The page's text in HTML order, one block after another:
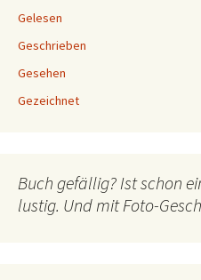
Gelesen
Geschrieben
Gesehen
Gezeichnet
Buch gefällig? Ist schon
lustig. Und mit Foto-